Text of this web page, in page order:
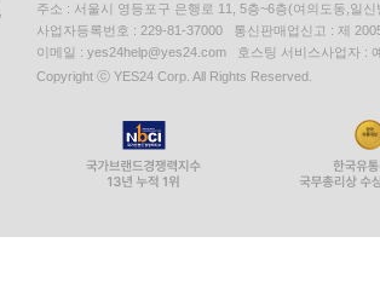
주소 : 서울시 영등포구 은행로 11, 5층~6층(여의도동,일신
사업자등록번호 : 229-81-37000 통신판매업신고 : 제
이메일 : yes24help@yes24.com 호스팅 서비스사업자 :
Copyright ⓒ YES24 Corp. All Rights Reserved.